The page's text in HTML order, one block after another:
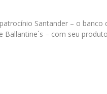
Santander – o
– com seu